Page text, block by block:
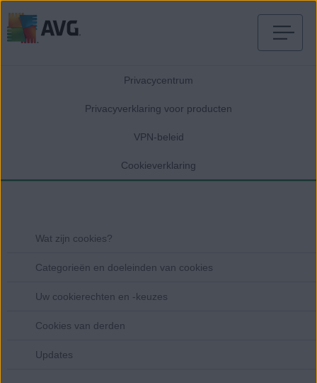
Privacycentrum
Privacyverklaring voor producten
VPN-beleid
Cookieverklaring
Wat zijn cookies?
Categorieën en doeleinden van cookies
Uw cookierechten en -keuzes
Cookies van derden
Updates